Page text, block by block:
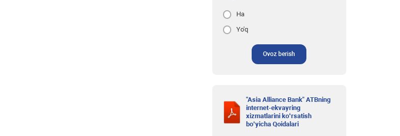
Ha
Yo'q
Ovoz berish
"Asia Alliance Bank" ATBning
internet-ekvayring
xizmatlarini ko‘rsatish
bo‘yicha Qoidalari